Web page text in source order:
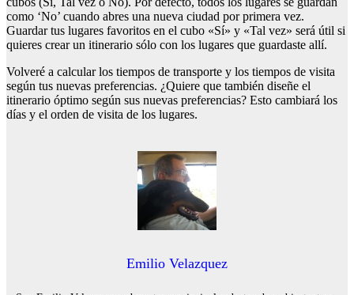
como ‘No’ cuando abres una nueva ciudad por primera vez.
Guardar tus lugares favoritos en el cubo «Sí» y «Tal vez» será útil si
quieres crear un itinerario sólo con los lugares que guardaste allí.
Volveré a calcular los tiempos de transporte y los tiempos de visita
según tus nuevas preferencias. ¿Quiere que también diseñe el
itinerario óptimo según sus nuevas preferencias? Esto cambiará los
días y el orden de visita de los lugares.
Emilio Velazquez